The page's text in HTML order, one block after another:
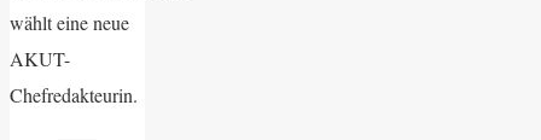
wählt eine neue
AKUT-
Chefredakteurin.